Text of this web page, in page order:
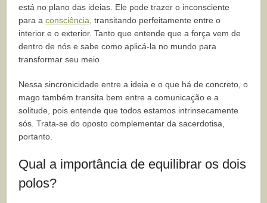
está no plano das ideias. Ele pode trazer o inconsciente
para aconsciência, transitando perfeitamente entre o
interior e o exterior. Tanto que entende que a força vem de
dentro de nós e sabe como aplicá-la no mundo para
transformar seu meio
Nessa sincronicidade entre a ideia e o que há de concreto, o
mago também transita bem entre a comunicação e a
solitude, pois entende que todos estamos intrinsecamente
sós. Trata-se do oposto complementar da sacerdotisa,
portanto.
Qual a importância de equilibrar os dois
polos?